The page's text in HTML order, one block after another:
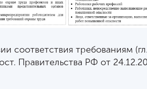
соответствия требованиям
Правительства РФ от